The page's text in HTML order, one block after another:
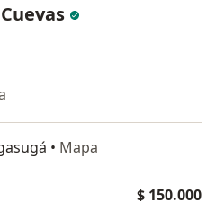
• Mapa
$ 150.000